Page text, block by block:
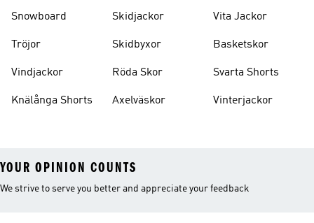
Snowboard
Tröjor
Vindjackor
Knälånga Shorts
Skidjackor
Skidbyxor
Röda Skor
Axelväskor
Vita Jackor
Basketskor
Svarta Shorts
Vinterjackor
YOUR OPINION COUNTS
We strive to serve you better and appreciate your feedback